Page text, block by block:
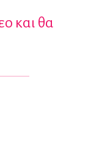
και θα